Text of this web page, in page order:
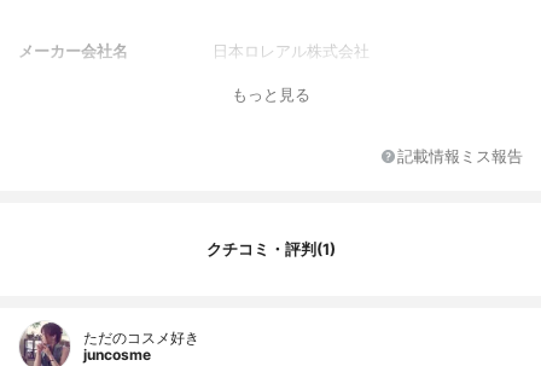
メーカー会社名 日本ロレアル株式会社
もっと見る
記載情報ミス報告
クチコミ・評判(1)
ただのコスメ好き
juncosme